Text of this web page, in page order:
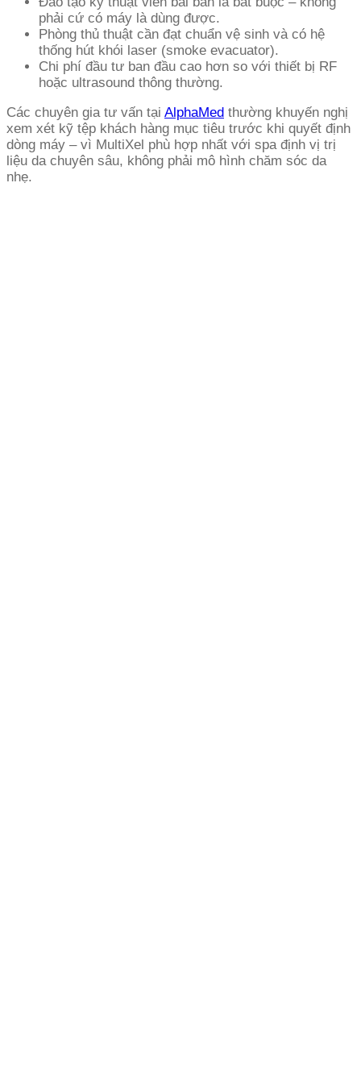
phải cứ có máy là dùng được.
Phòng thủ thuật cần đạt chuẩn vệ sinh và có hệ
thống hút khói laser (smoke evacuator).
Chi phí đầu tư ban đầu cao hơn so với thiết bị RF
hoặc ultrasound thông thường.
Các chuyên gia tư vấn tại AlphaMed thường khuyến nghị
xem xét kỹ tệp khách hàng mục tiêu trước khi quyết định
dòng máy – vì MultiXel phù hợp nhất với spa định vị trị
liệu da chuyên sâu, không phải mô hình chăm sóc da
nhẹ.